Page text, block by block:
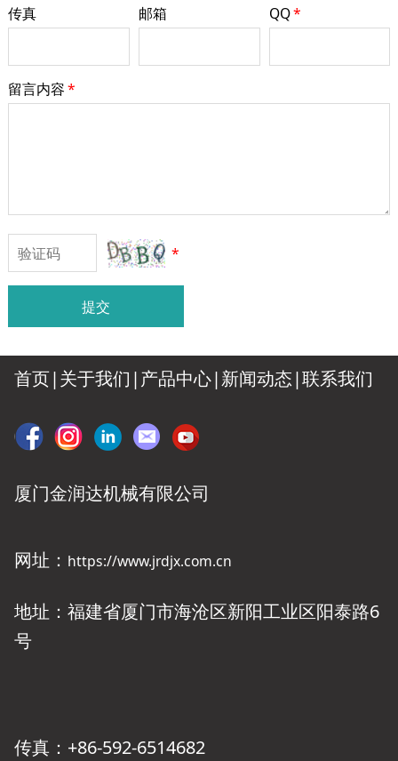
传真 邮箱 QQ*
留言内容*
*
提交
首页|关于我们 |产品中心|新闻动态|联系我们
厦门金润达机械有限公司
网址： https://www.jrdjx.com.cn
地址：福建省厦门市海沧区新阳工业区阳泰路6
号
传真：+86-592-6514682